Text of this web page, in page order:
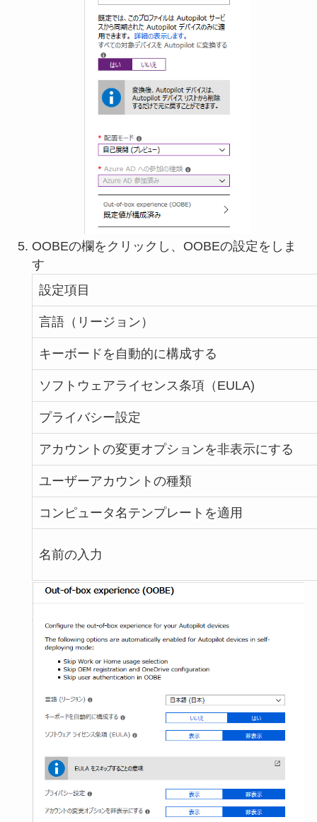
OOBEの欄をクリックし、OOBEの設定をしま
す
設定項目
言語（リージョン）
キーボードを自動的に構成する
ソフトウェアライセンス条項（EULA)
プライバシー設定
アカウントの変更オプションを非表示にする
ユーザーアカウントの種類
コンピュータ名テンプレートを適用
名前の入力